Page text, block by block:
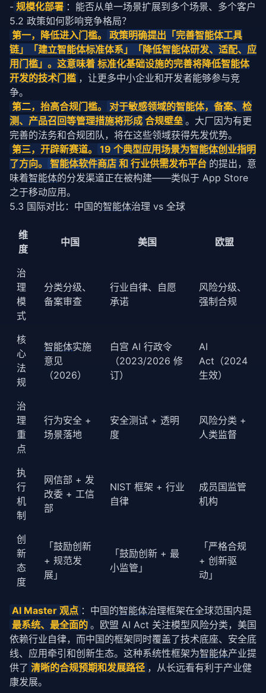
- 规模化部署 ：能否从单一场景扩展到多个场景、多个客户
5.2 政策如何影响竞争格局？
第一，降低进入门槛。
政策明确提出「完善智能体工具
链」「建立智能体标准体系」「降低智能体研发、适配、应
用门槛」。这意味着 标准化基础设施的完善将降低智能体
开发的技术门槛 ，让更多中小企业和开发者能够参与竞
争。
第二，抬高合规门槛。
对于敏感领域的智能体，备案、检
测、产品召回等管理措施将形成 合规壁垒 。大厂因为有更
完善的法务和合规团队，将在这些领域获得先发优势。
第三，开辟新赛道。
19 个典型应用场景为智能体创业指明
了方向。
智能体软件商店 和 行业供需发布平台 的提出，意
味着智能体的分发渠道正在被构建——类似于 App Store
之于移动应用。
5.3 国际对比：中国的智能体治理 vs 全球
维
度
中国 美国 欧盟
治
理
模
式
分类分级、
备案审查
行业自律、自愿
承诺
风险分级、
强制合规
核
心
法
规
智能体实施
意见
（2026）
白宫 AI 行政令
（2023/2026 修
订）
AI
Act（2024
生效）
治
理
重
点
行为安全 +
场景落地
安全测试 + 透明
度
风险分类 +
人类监督
执
行
机
制
网信部 + 发
改委 + 工信
部
NIST 框架 + 行业
自律
成员国监管
机构
创
新
态
度
「鼓励创新
+ 规范发
展」
「鼓励创新 + 最
小监管」
「严格合规
+ 创新驱
动」
AI Master 观点 ：中国的智能体治理框架在全球范围内是
最系统、最全面的 。欧盟 AI Act 关注模型风险分类，美国
依赖行业自律，而中国的框架同时覆盖了技术底座、安全底
线、应用牵引和创新生态。这种系统性框架为智能体产业提
供了 清晰的合规预期和发展路径 ，从长远看有利于产业健
康发展。